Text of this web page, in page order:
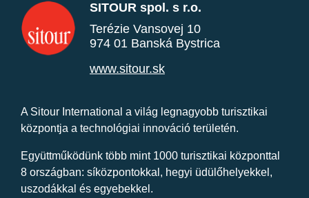
SITOUR spol. s r.o.
Terézie Vansovej 10
974 01 Banská Bystrica
www.sitour.sk
A Sitour International a világ legnagyobb turisztikai
központja a technológiai innováció területén.
Együttműködünk több mint 1000 turisztikai központtal
8 országban: síközpontokkal, hegyi üdülőhelyekkel,
uszodákkal és egyebekkel.